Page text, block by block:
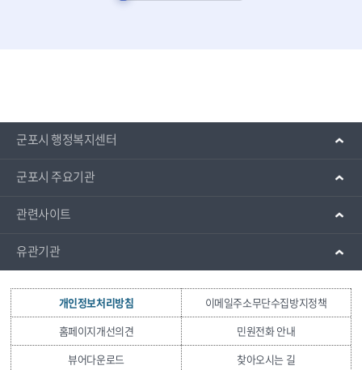
군포시 행정복지센터
군포시 주요기관
관련사이트
유관기관
개인정보처리방침
이메일주소무단수집방지정책
홈페이지개선의견
민원전화 안내
뷰어다운로드
찾아오시는 길